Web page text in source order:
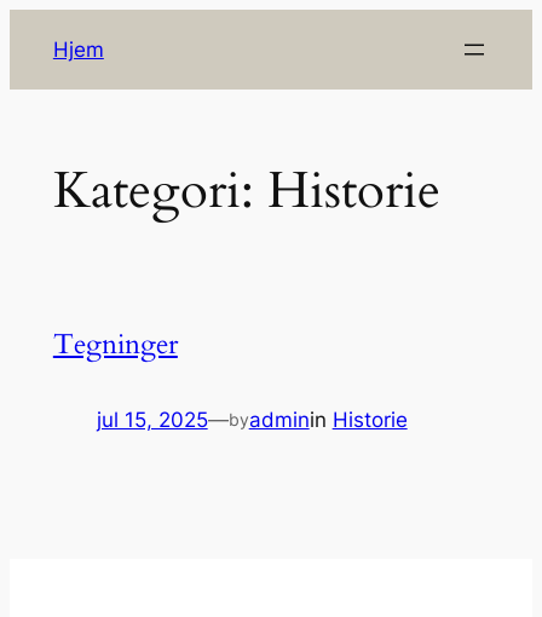
indhold
Hjem
Kategori: Historie
Tegninger
jul 15, 2025—byadminin Historie